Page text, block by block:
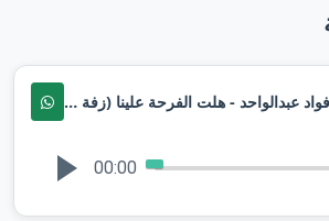
زفات 2024 فواد عبدالواحد - هلت الفرحة علينا (زفة خاصه) _حصري تنفيذ بالأسم
00:00